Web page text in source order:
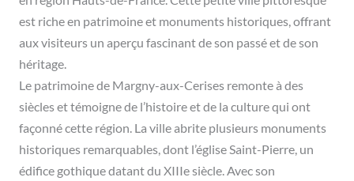
est riche en patrimoine et monuments historiques, offrant
aux visiteurs un aperçu fascinant de son passé et de son
héritage.
Le patrimoine de Margny-aux-Cerises remonte à des
siècles et témoigne de l’histoire et de la culture qui ont
façonné cette région. La ville abrite plusieurs monuments
historiques remarquables, dont l’église Saint-Pierre, un
édifice gothique datant du XIIIe siècle. Avec son